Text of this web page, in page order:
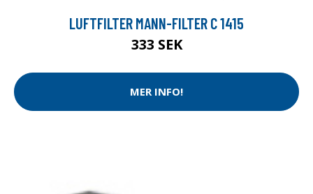
LUFTFILTER MANN-FILTER C 1415
333 SEK
MER INFO!